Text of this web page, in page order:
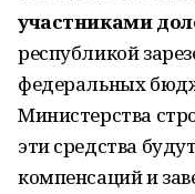
участниками
республикой
федеральных
Министерства
эти средства
компенсаций и